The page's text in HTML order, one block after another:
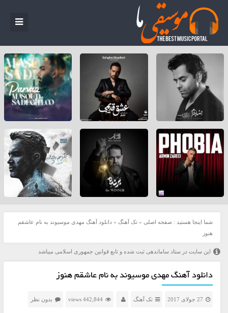
شما اینجا هستید : صفحه اصلی » تک آهنگ » دانلود آهنگ مهدی موسیوند به نام عاشقم
هنوز
این سایت در ستاد ساماندهی ثبت شده و تابع قوانین جمهوری اسلامی میباشد
دانلود آهنگ مهدی موسیوند به نام عاشقم هنوز
27 جولای 2017 تک آهنگ 442,844 views بدون نظر